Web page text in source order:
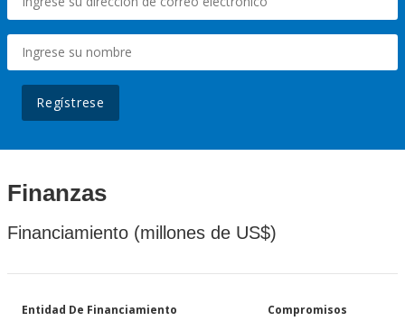
Regístrese
Finanzas
Financiamiento (millones de US$)
Entidad De Financiamiento Compromisos